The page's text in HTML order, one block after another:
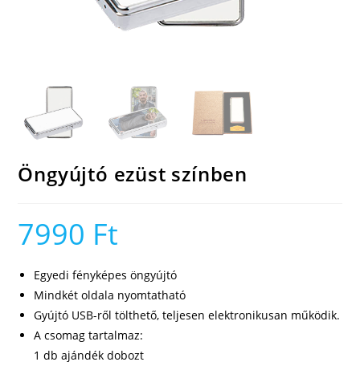
Öngyújtó ezüst színben
7990 Ft
Egyedi fényképes öngyújtó
Mindkét oldala nyomtatható
Gyújtó USB-ről tölthető, teljesen elektronikusan működik.
A csomag tartalmaz:
1 db ajándék dobozt